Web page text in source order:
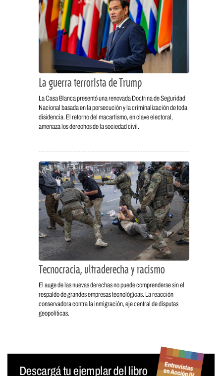
La guerra terrorista de Trump
La Casa Blanca presentó una renovada Doctrina de Seguridad
Nacional basada en la persecución y la criminalización de toda
disidencia. El retorno del macartismo, en clave electoral,
amenaza los derechos de la sociedad civil.
Tecnocracia, ultraderecha y racismo
El auge de las nuevas derechas no puede comprenderse sin el
respaldo de grandes empresas tecnológicas. La reacción
conservadora contra la inmigración, eje central de disputas
geopolíticas.